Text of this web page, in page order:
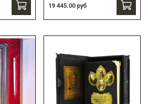
19 445.00 руб